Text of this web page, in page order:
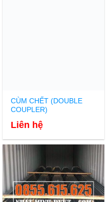
CÙM CHẾT (DOUBLE
COUPLER)
Liên hệ